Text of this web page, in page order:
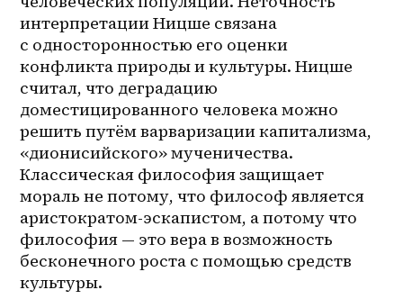
интерпретации Ницше связана
с односторонностью его оценки
конфликта природы и культуры. Ницше
считал, что деградацию
доместицированного человека можно
решить путём варваризации капитализма,
«дионисийского» мученичества.
Классическая философия защищает
мораль не потому, что философ является
аристократом-эскапистом, а потому что
философия — это вера в возможность
бесконечного роста с помощью средств
культуры.